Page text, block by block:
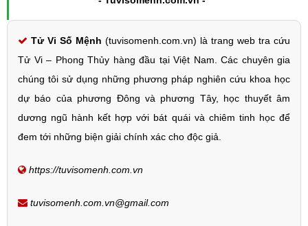
Tử Vi Số Mệnh (tuvisomenh.com.vn) là trang web tra cứu
Tử Vi – Phong Thủy hàng đầu tại Việt Nam. Các chuyên gia
chúng tôi sử dụng những phương pháp nghiên cứu khoa học
dự báo của phương Đông và phương Tây, học thuyết âm
dương ngũ hành kết hợp với bát quái và chiêm tinh học để
đem tới những biện giải chính xác cho độc giả.
https://tuvisomenh.com.vn
tuvisomenh.com.vn@gmail.com